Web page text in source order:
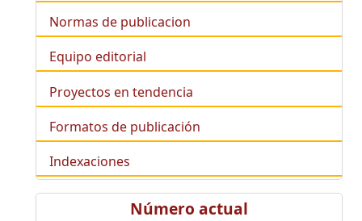
Normas de publicacion
Equipo editorial
Proyectos en tendencia
Formatos de publicación
Indexaciones
Número actual